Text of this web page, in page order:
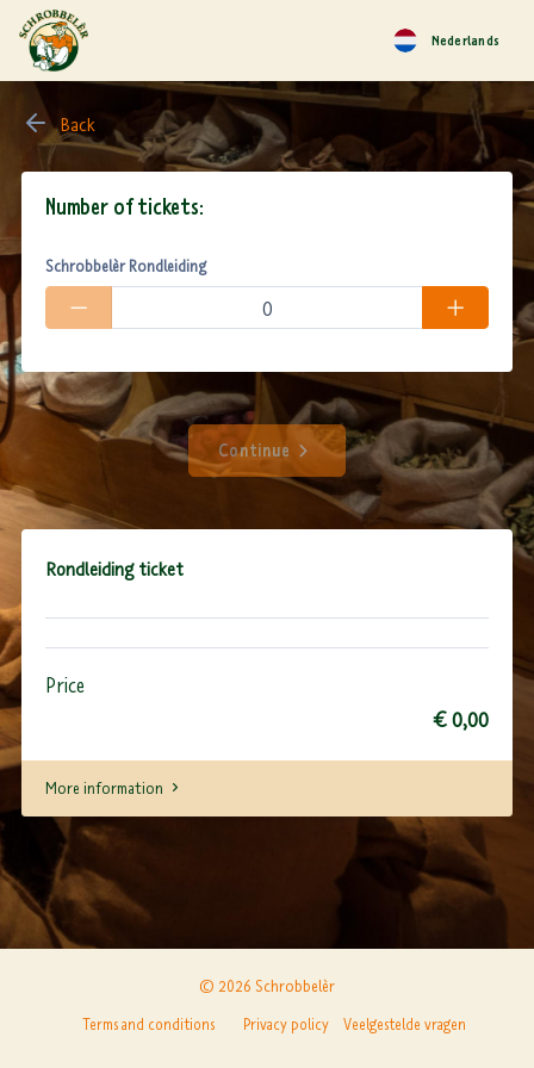
Nederlands
Back
Number of tickets:
Schrobbelèr Rondleiding
Continue
Rondleiding ticket
Price
€ 0,00
More information
© 2026 Schrobbelèr
Terms and conditions Privacy policy Veelgestelde vragen